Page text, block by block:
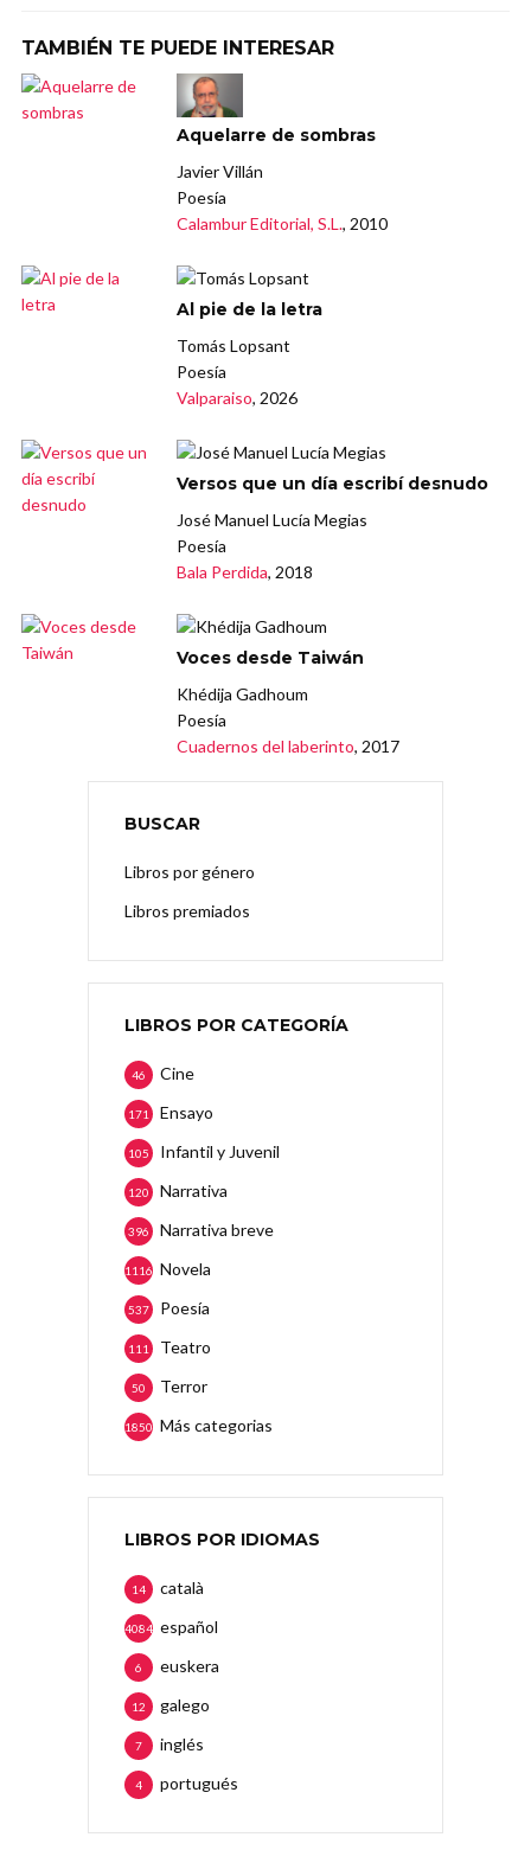
TAMBIÉN TE PUEDE INTERESAR
Aquelarre de sombras
Javier Villán
Poesía
Calambur Editorial, S.L., 2010
Al pie de la letra
Tomás Lopsant
Poesía
Valparaiso, 2026
Versos que un día escribí desnudo
José Manuel Lucía Megias
Poesía
Bala Perdida, 2018
Voces desde Taiwán
Khédija Gadhoum
Poesía
Cuadernos del laberinto, 2017
BUSCAR
Libros por género
Libros premiados
LIBROS POR CATEGORÍA
Cine
46
Ensayo
171
Infantil y Juvenil
105
Narrativa
120
Narrativa breve
396
Novela
1116
Poesía
537
Teatro
111
Terror
50
Más categorias
1850
LIBROS POR IDIOMAS
català
14
español
4084
euskera
6
galego
12
inglés
7
portugués
4